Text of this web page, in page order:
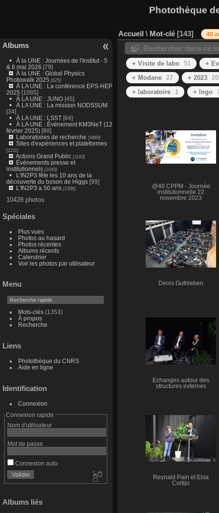
Photothèque
Albums
À la UNE : Journées de l'Institut - 5
& 6 mai 2026 [79]
À la UNE : Global Physics
Photowalk 2025 [625]
À LA UNE : La conférence EPS-HEP
2025 [1085]
À LA UNE : JUNO [45]
À LA UNE : La mission NODSSUM
[34]
À LA UNE : LSST[64]
À LA UNE : Événement KM3NeT (12
février 2025)[88]
Laboratoires de recherche [3869]
Sites d'expériences et plateformes
[1211]
Actions Grand Public[1193]
Événements presse et
institutionnels[1043]
L'IN2P3 fête les 10 ans de la
découverte du boson de Higgs[99]
L'IN2P3 a 50 ans[1586]
10428 photos
Spéciales
Plus vues
Photos au hasard
Photos récentes
Albums récents
Calendrier
Voir les photos par utilisateur
Menu
Mots-clés(1353)
À propos
Recherche
Liens
Photothèque du CNRS
Aide en ligne
Identification
Connexion
Connexion rapide
Nom d'utilisateur
Mot de passe
Connexion auto
Albums liés
Accueil \ Mot-clé 143 40
Rechercher dans ce
+ Visite de labo 51
+
+ Modane 27 + 2023 20
+ laboratoire
1 + logo
@40 CPPM - Journée
institutionnelle 22
novembre 2023
Denis Guthleben
Echanges autour des
structures externes
Reynald Pain et Elsa
Cortijo